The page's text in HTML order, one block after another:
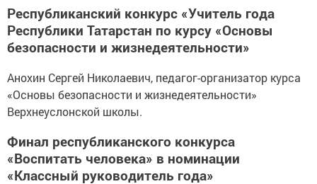
Республиканский конкурс «Учитель года
Республики Татарстан по курсу «Основы
безопасности и жизнедеятельности»
Анохин Сергей Николаевич, педагог-организатор курса
«Основы безопасности и жизнедеятельности»
Верхнеуслонской школы.
Финал республиканского конкурса
«Воспитать человека» в номинации
«Классный руководитель года»